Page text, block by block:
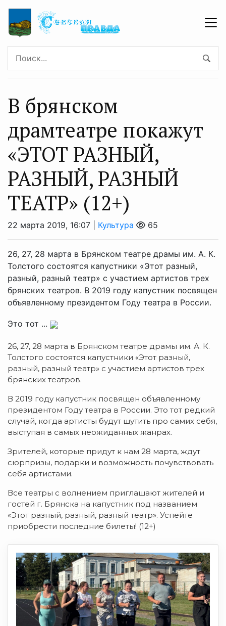
В брянском
драмтеатре покажут
«ЭТОТ РАЗНЫЙ,
РАЗНЫЙ, РАЗНЫЙ
ТЕАТР» (12+)
22 марта 2019, 16:07 | Культура 65
26, 27, 28 марта в Брянском театре драмы им. А. К.
Толстого состоятся капустники «Этот разный,
разный, разный театр» с участием артистов трех
брянских театров. В 2019 году капустник посвящен
объявленному президентом Году театра в России.
Это тот ...
26, 27, 28 марта в Брянском театре драмы им. А. К.
Толстого состоятся капустники «Этот разный,
разный, разный театр» с участием артистов трех
брянских театров.
В 2019 году капустник посвящен объявленному
президентом Году театра в России. Это тот редкий
случай, когда артисты будут шутить про самих себя,
выступая в самых неожиданных жанрах.
Зрителей, которые придут к нам 28 марта, ждут
сюрпризы, подарки и возможность почувствовать
себя артистами.
Все театры с волнением приглашают жителей и
гостей г. Брянска на капустник под названием
«Этот разный, разный, разный театр». Успейте
приобрести последние билеты! (12+)